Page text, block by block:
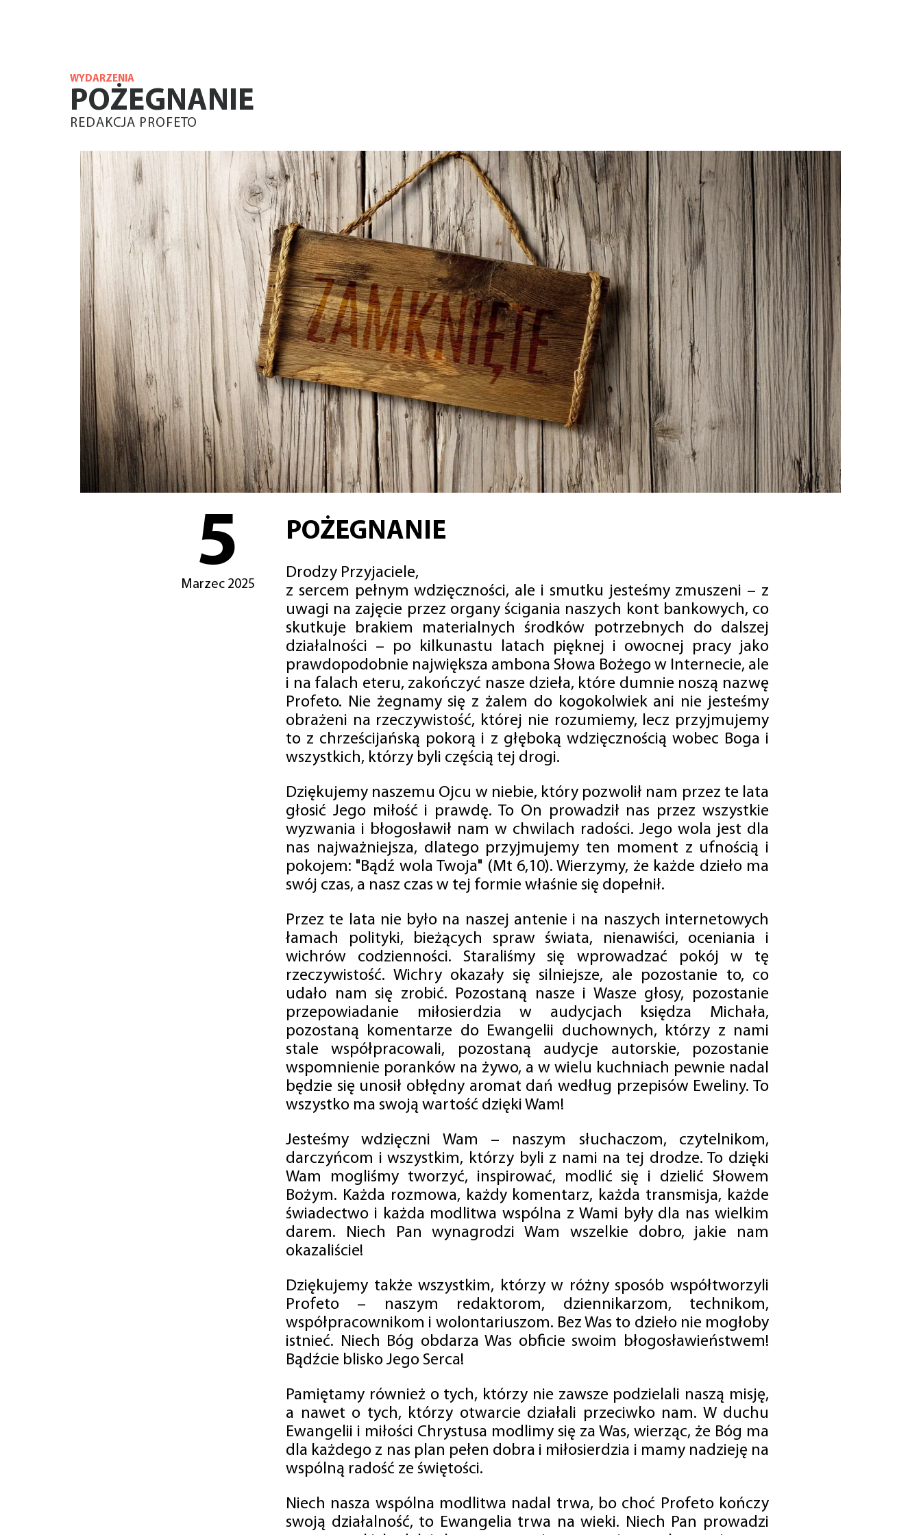
WYDARZENIA
POŻEGNANIE
REDAKCJA PROFETO
5
Marzec 2025
POŻEGNANIE
Drodzy Przyjaciele,
z sercem pełnym wdzięczności, ale i smutku jesteśmy zmuszeni – z
uwagi na zajęcie przez organy ścigania naszych kont bankowych, co
skutkuje brakiem materialnych środków potrzebnych do dalszej
działalności – po kilkunastu latach pięknej i owocnej pracy jako
prawdopodobnie największa ambona Słowa Bożego w Internecie, ale
i na falach eteru, zakończyć nasze dzieła, które dumnie noszą nazwę
Profeto. Nie żegnamy się z żalem do kogokolwiek ani nie jesteśmy
obrażeni na rzeczywistość, której nie rozumiemy, lecz przyjmujemy
to z chrześcijańską pokorą i z głęboką wdzięcznością wobec Boga i
wszystkich, którzy byli częścią tej drogi.
Dziękujemy naszemu Ojcu w niebie, który pozwolił nam przez te lata
głosić Jego miłość i prawdę. To On prowadził nas przez wszystkie
wyzwania i błogosławił nam w chwilach radości. Jego wola jest dla
nas najważniejsza, dlatego przyjmujemy ten moment z ufnością i
pokojem: "Bądź wola Twoja" (Mt 6,10). Wierzymy, że każde dzieło ma
swój czas, a nasz czas w tej formie właśnie się dopełnił.
Przez te lata nie było na naszej antenie i na naszych internetowych
łamach polityki, bieżących spraw świata, nienawiści, oceniania i
wichrów codzienności. Staraliśmy się wprowadzać pokój w tę
rzeczywistość. Wichry okazały się silniejsze, ale pozostanie to, co
udało nam się zrobić. Pozostaną nasze i Wasze głosy, pozostanie
przepowiadanie miłosierdzia w audycjach księdza Michała,
pozostaną komentarze do Ewangelii duchownych, którzy z nami
stale współpracowali, pozostaną audycje autorskie, pozostanie
wspomnienie poranków na żywo, a w wielu kuchniach pewnie nadal
będzie się unosił obłędny aromat dań według przepisów Eweliny. To
wszystko ma swoją wartość dzięki Wam!
Jesteśmy wdzięczni Wam – naszym słuchaczom, czytelnikom,
darczyńcom i wszystkim, którzy byli z nami na tej drodze. To dzięki
Wam mogliśmy tworzyć, inspirować, modlić się i dzielić Słowem
Bożym. Każda rozmowa, każdy komentarz, każda transmisja, każde
świadectwo i każda modlitwa wspólna z Wami były dla nas wielkim
darem. Niech Pan wynagrodzi Wam wszelkie dobro, jakie nam
okazaliście!
Dziękujemy także wszystkim, którzy w różny sposób współtworzyli
Profeto – naszym redaktorom, dziennikarzom, technikom,
współpracownikom i wolontariuszom. Bez Was to dzieło nie mogłoby
istnieć. Niech Bóg obdarza Was obficie swoim błogosławieństwem!
Bądźcie blisko Jego Serca!
Pamiętamy również o tych, którzy nie zawsze podzielali naszą misję,
a nawet o tych, którzy otwarcie działali przeciwko nam. W duchu
Ewangelii i miłości Chrystusa modlimy się za Was, wierząc, że Bóg ma
dla każdego z nas plan pełen dobra i miłosierdzia i mamy nadzieję na
wspólną radość ze świętości.
Niech nasza wspólna modlitwa nadal trwa, bo choć Profeto kończy
swoją działalność, to Ewangelia trwa na wieki. Niech Pan prowadzi